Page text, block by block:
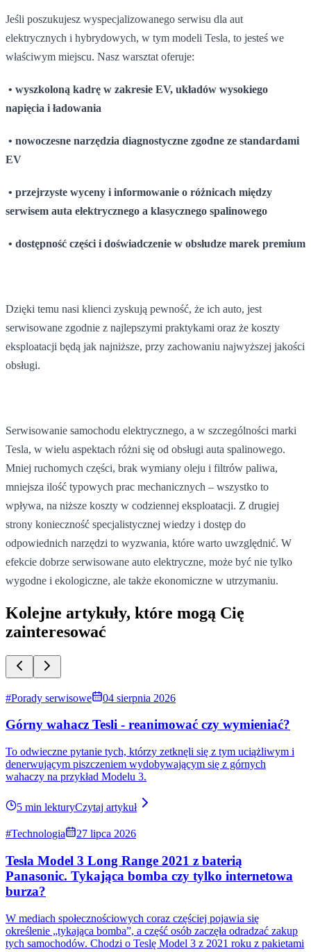
Jeśli poszukujesz wyspecjalizowanego serwisu dla aut
elektrycznych i hybrydowych, w tym modeli Tesla, to jesteś we
właściwym miejscu. Nasz warsztat oferuje:
• wyszkoloną kadrę w zakresie EV, układów wysokiego
napięcia i ładowania
• nowoczesne narzędzia diagnostyczne zgodne ze standardami
EV
• przejrzyste wyceny i informowanie o różnicach między
serwisem auta elektrycznego a klasycznego spalinowego
• dostępność części i doświadczenie w obsłudze marek premium
Dzięki temu nasi klienci zyskują pewność, że ich auto, jest
serwisowane zgodnie z najlepszymi praktykami oraz że koszty
eksploatacji będą jak najniższe, przy zachowaniu najwyższej jakości
obsługi.
Serwisowanie samochodu elektrycznego, a w szczególności marki
Tesla, w wielu aspektach różni się od obsługi auta spalinowego.
Mniej ruchomych części, brak wymiany oleju i filtrów paliwa,
mniejsza ilość typowych prac mechanicznych – wszystko to
wpływa, na niższe koszty w codziennej eksploatacji. Z drugiej
strony konieczność specjalistycznej wiedzy i dostęp do
odpowiednich narzędzi to wyzwania, które warto uwzględnić. W
efekcie dobrze serwisowane auto elektryczne, może być nie tylko
wygodne i ekologiczne, ale także ekonomiczne w utrzymaniu.
Kolejne artykuły, które mogą Cię
zainteresować